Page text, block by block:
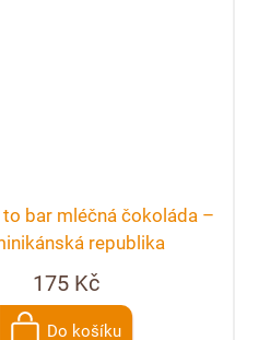
to bar mléčná čokoláda –
republika
175 Kč
Do košíku